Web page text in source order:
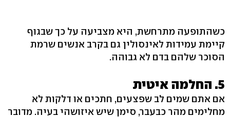
כשהתופעה מתרחשת, היא מצביעה על כך שבגוף
קיימת עמידות לאינסולין גם בקרב אנשים שרמת
הסוכר שלהם בדם לא גבוהה.
5. החלמה איטית
אם אתם שמים לב שפצעים, חתכים או דלקות לא
מחלימים מהר כבעבר, סימן שיש איזושהי בעיה. מדובר